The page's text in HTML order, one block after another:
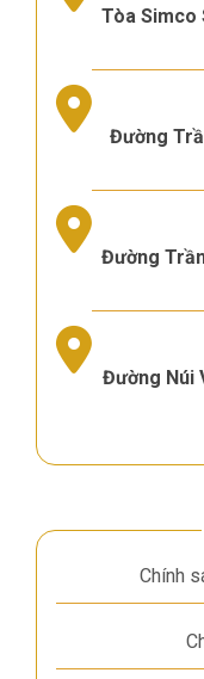
Tòa Simco
Đường
Đường
Đường Núi
Chính